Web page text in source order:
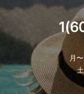
月